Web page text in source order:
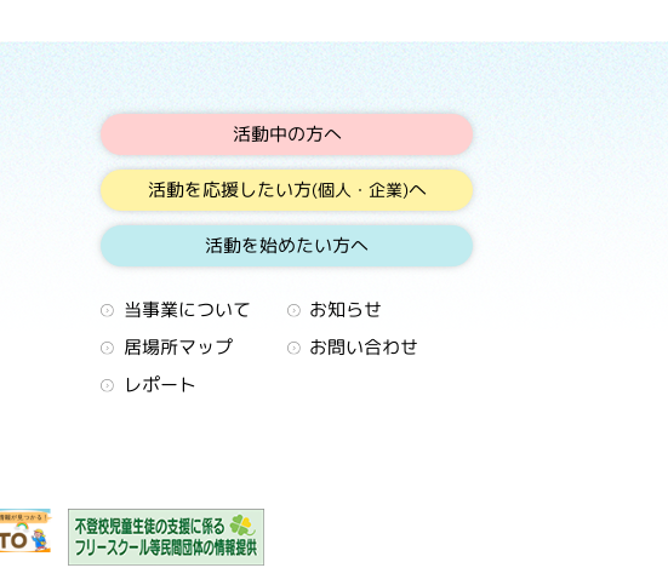
活動中の方へ
活動を応援したい方(個人・企業)へ
活動を始めたい方へ
当事業について
お知らせ
居場所マップ
お問い合わせ
レポート